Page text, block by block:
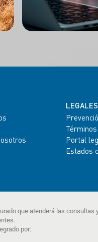
LEGALES
Portal
Estados
que atenderá las consultas
por: